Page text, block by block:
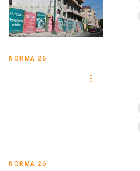
NORMA 26
NORMA 26